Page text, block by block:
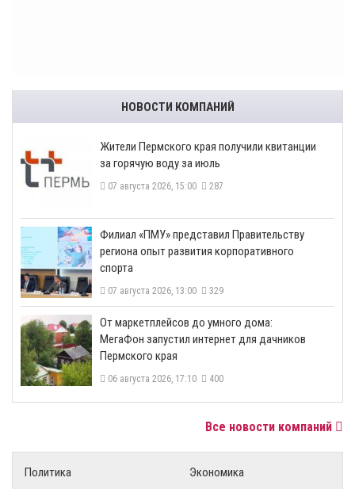
НОВОСТИ КОМПАНИЙ
​Жители Пермского края получили квитанции
за горячую воду за июль
07 августа 2026, 15:00 287
​Филиал «ПМУ» представил Правительству
региона опыт развития корпоративного
спорта
07 августа 2026, 13:00 329
От маркетплейсов до умного дома:
МегаФон запустил интернет для дачников
Пермского края
06 августа 2026, 17:10 400
Все новости компаний
Политика
Экономика